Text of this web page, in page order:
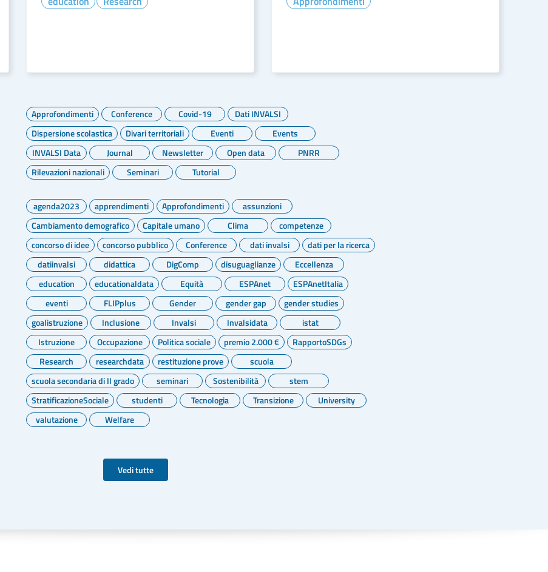
Approfondimenti Conference Covid-19
Dati INVALSI
Dispersione scolastica
Divari territoriali Eventi
Events
INVALSI Data
Journal Newsletter Open data
PNRR
Rilevazioni nazionali
Seminari Tutorial
agenda2023 apprendimenti Approfondimenti
assunzioni
Cambiamento demografico
Capitale umano Clima
competenze
concorso di idee
concorso pubblico Conference dati invalsi
dati per la ricerca
datiinvalsi
didattica DigComp disuguaglianze
Eccellenza
education
educationaldata Equità ESPAnet
ESPAnetItalia
eventi
FLIPplus Gender gender gap
gender studies
goalistruzione
Inclusione Invalsi Invalsidata
istat
Istruzione
Occupazione Politica sociale premio 2.000 €
RapportoSDGs
Research
researchdata restituzione prove
scuola
scuola secondaria di II grado
seminari Sostenibilità
stem
StratificazioneSociale
studenti Tecnologia Transizione
University
valutazione
Welfare
Vedi tutte